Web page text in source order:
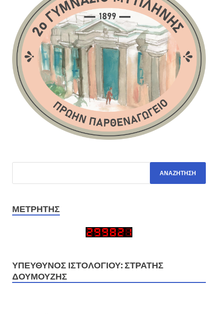
ΜΕΤΡΗΤΉΣ
ΥΠΕΎΘΥΝΟΣ ΙΣΤΟΛΟΓΊΟΥ: ΣΤΡΑΤΉΣ
ΔΟΥΜΟΎΖΗΣ